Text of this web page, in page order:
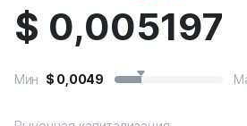
$ 0,005197
Мин $ 0,0049